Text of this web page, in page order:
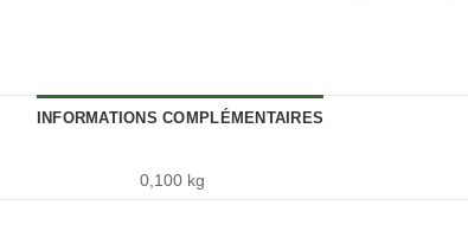
INFORMATIONS COMPLÉMENTAIRES
0,100 kg